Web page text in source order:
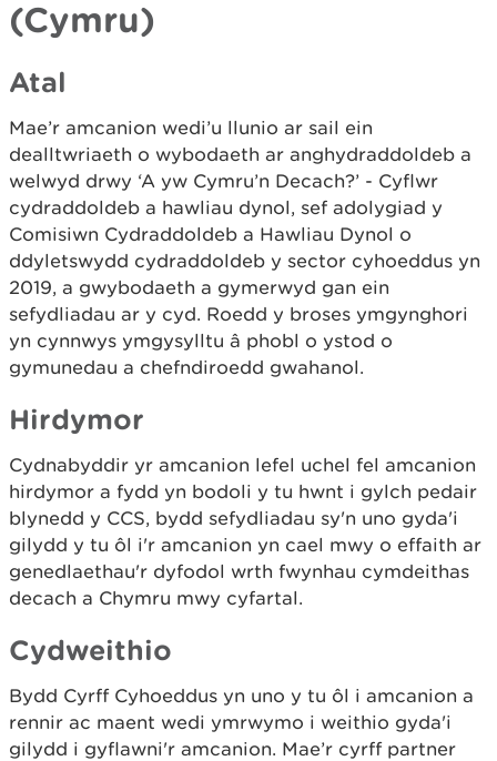
(Cymru)
Atal
Mae’r amcanion wedi’u llunio ar sail ein
dealltwriaeth o wybodaeth ar anghydraddoldeb a
welwyd drwy ‘A yw Cymru’n Decach?’ - Cyflwr
cydraddoldeb a hawliau dynol, sef adolygiad y
Comisiwn Cydraddoldeb a Hawliau Dynol o
ddyletswydd cydraddoldeb y sector cyhoeddus yn
2019, a gwybodaeth a gymerwyd gan ein
sefydliadau ar y cyd. Roedd y broses ymgynghori
yn cynnwys ymgysylltu â phobl o ystod o
gymunedau a chefndiroedd gwahanol.
Hirdymor
Cydnabyddir yr amcanion lefel uchel fel amcanion
hirdymor a fydd yn bodoli y tu hwnt i gylch pedair
blynedd y CCS, bydd sefydliadau sy'n uno gyda'i
gilydd y tu ôl i'r amcanion yn cael mwy o effaith ar
genedlaethau'r dyfodol wrth fwynhau cymdeithas
decach a Chymru mwy cyfartal.
Cydweithio
Bydd Cyrff Cyhoeddus yn uno y tu ôl i amcanion a
rennir ac maent wedi ymrwymo i weithio gyda'i
gilydd i gyflawni'r amcanion. Mae’r cyrff partner